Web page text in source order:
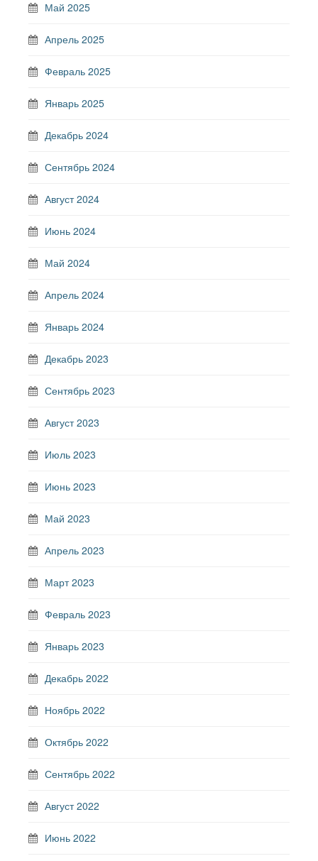
Май 2025
Апрель 2025
Февраль 2025
Январь 2025
Декабрь 2024
Сентябрь 2024
Август 2024
Июнь 2024
Май 2024
Апрель 2024
Январь 2024
Декабрь 2023
Сентябрь 2023
Август 2023
Июль 2023
Июнь 2023
Май 2023
Апрель 2023
Март 2023
Февраль 2023
Январь 2023
Декабрь 2022
Ноябрь 2022
Октябрь 2022
Сентябрь 2022
Август 2022
Июнь 2022